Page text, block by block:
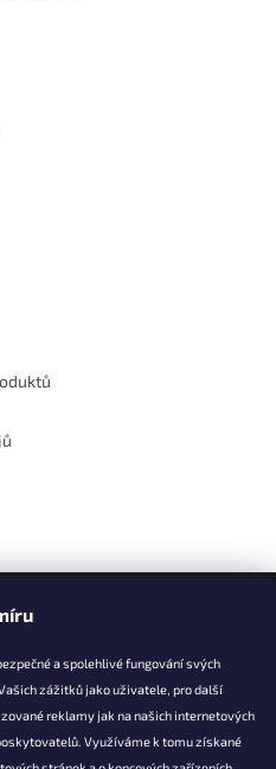
a spolehlivé fungování svých
zážitků jako uživatele, pro další
reklamy jak na našich internetových
Využíváme k tomu získané